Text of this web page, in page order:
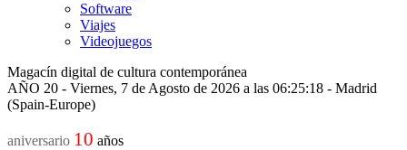
Software
Viajes
Videojuegos
Magacín digital de cultura contemporánea
AÑO 20 - Viernes, 7 de Agosto de 2026 a las 06:25:18 - Madrid
(Spain-Europe)
aniversario 10 años